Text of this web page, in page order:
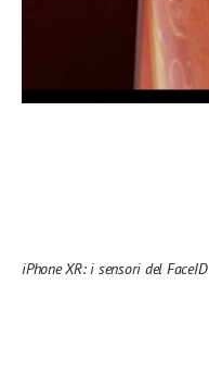
iPhone XR: i sensori del FaceID